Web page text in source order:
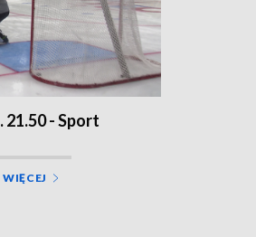
21.50 - Sport